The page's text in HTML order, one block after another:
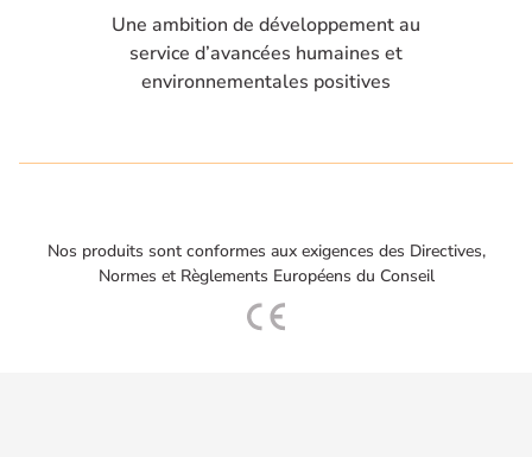
Une ambition de développement au
service d’avancées humaines et
environnementales positives
Nos produits sont conformes aux exigences des Directives,
Normes et Règlements Européens du Conseil